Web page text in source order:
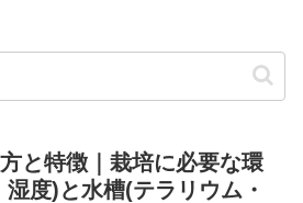
と特徴｜栽培に必要な環
度)と水槽(テラリウム・